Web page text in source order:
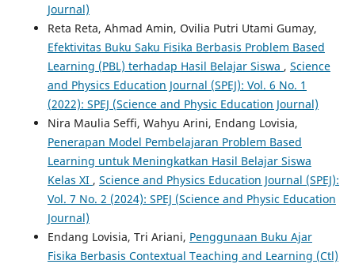
Journal)
Reta Reta, Ahmad Amin, Ovilia Putri Utami Gumay,
Efektivitas Buku Saku Fisika Berbasis Problem Based
Learning (PBL) terhadap Hasil Belajar Siswa , Science
and Physics Education Journal (SPEJ): Vol. 6 No. 1
(2022): SPEJ (Science and Physic Education Journal)
Nira Maulia Seffi, Wahyu Arini, Endang Lovisia,
Penerapan Model Pembelajaran Problem Based
Learning untuk Meningkatkan Hasil Belajar Siswa
Kelas XI , Science and Physics Education Journal (SPEJ):
Vol. 7 No. 2 (2024): SPEJ (Science and Physic Education
Journal)
Endang Lovisia, Tri Ariani, Penggunaan Buku Ajar
Fisika Berbasis Contextual Teaching and Learning (Ctl)